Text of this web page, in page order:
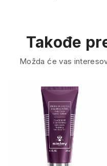
Takođe
Možda će vas